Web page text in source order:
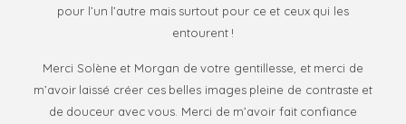
pour l’un l’autre mais surtout pour ce et ceux qui les
entourent !
Merci Solène et Morgan de votre gentillesse, et merci de
m’avoir laissé créer ces belles images pleine de contraste et
de douceur avec vous. Merci de m’avoir fait confiance